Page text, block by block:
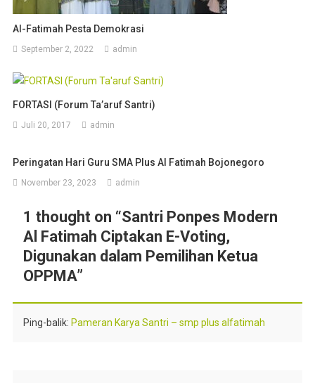
Al-Fatimah Pesta Demokrasi
September 2, 2022 admin
FORTASI (Forum Ta’aruf Santri)
Juli 20, 2017 admin
Peringatan Hari Guru SMA Plus Al Fatimah Bojonegoro
November 23, 2023 admin
1 thought on “Santri Ponpes Modern
Al Fatimah Ciptakan E-Voting,
Digunakan dalam Pemilihan Ketua
OPPMA”
Ping-balik: Pameran Karya Santri – smp plus alfatimah